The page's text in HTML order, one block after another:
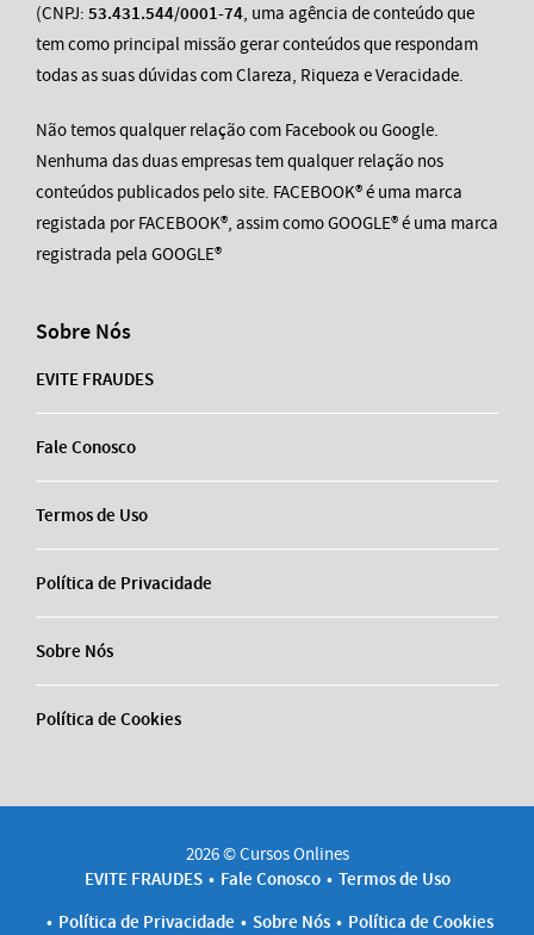
(CNPJ: 53.431.544/0001-74, uma agência de conteúdo que
tem como principal missão gerar conteúdos que respondam
todas as suas dúvidas com Clareza, Riqueza e Veracidade.
Não temos qualquer relação com Facebook ou Google.
Nenhuma das duas empresas tem qualquer relação nos
conteúdos publicados pelo site. FACEBOOK® é uma marca
registada por FACEBOOK®, assim como GOOGLE® é uma marca
registrada pela GOOGLE®
Sobre Nós
EVITE FRAUDES
Fale Conosco
Termos de Uso
Política de Privacidade
Sobre Nós
Política de Cookies
2026 © Cursos Onlines
EVITE FRAUDES
Fale Conosco
Termos de Uso
Política de Privacidade
Sobre Nós Política de Cookies